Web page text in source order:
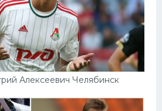
Алексеевич Челябинск